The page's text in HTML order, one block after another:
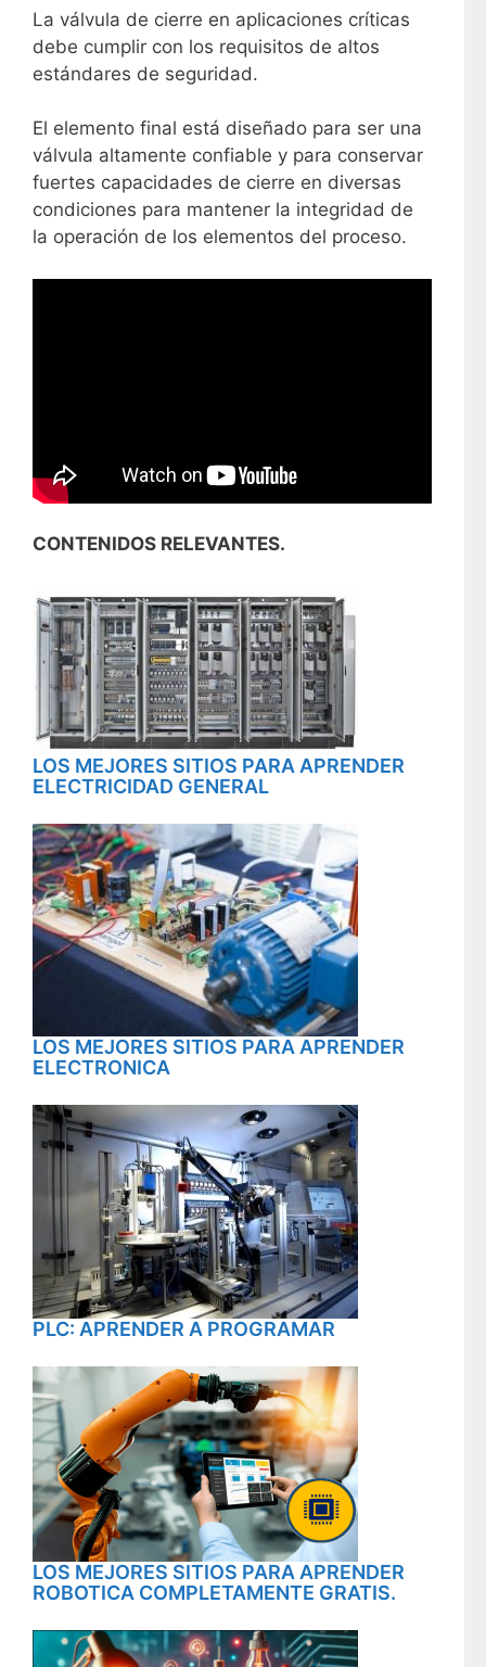
La válvula de cierre en aplicaciones críticas
debe cumplir con los requisitos de altos
estándares de seguridad.
El elemento final está diseñado para ser una
válvula altamente confiable y para conservar
fuertes capacidades de cierre en diversas
condiciones para mantener la integridad de
la operación de los elementos del proceso.
CONTENIDOS RELEVANTES.
LOS MEJORES SITIOS PARA APRENDER
ELECTRICIDAD GENERAL
LOS MEJORES SITIOS PARA APRENDER
ELECTRONICA
PLC: APRENDER A PROGRAMAR
LOS MEJORES SITIOS PARA APRENDER
ROBOTICA COMPLETAMENTE GRATIS.